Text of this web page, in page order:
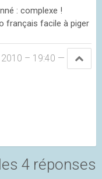
: complexe !
français facile à piger
– 19:40 —
4 réponses